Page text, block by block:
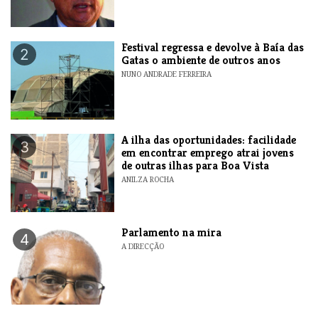
2
Festival regressa e devolve à Baía das
Gatas o ambiente de outros anos
NUNO ANDRADE FERREIRA
3
A ilha das oportunidades: facilidade
em encontrar emprego atrai jovens
de outras ilhas para Boa Vista
ANILZA ROCHA
4 Parlamento na mira
A DIRECÇÃO